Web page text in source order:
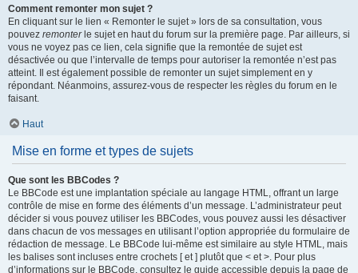
Comment remonter mon sujet ?
En cliquant sur le lien « Remonter le sujet » lors de sa consultation, vous
pouvez remonterle sujet en haut du forum sur la première page. Par ailleurs, si
vous ne voyez pas ce lien, cela signifie que la remontée de sujet est
désactivée ou que l’intervalle de temps pour autoriser la remontée n’est pas
atteint. Il est également possible de remonter un sujet simplement en y
répondant. Néanmoins, assurez-vous de respecter les règles du forum en le
faisant.
Haut
Mise en forme et types de sujets
Que sont les BBCodes ?
Le BBCode est une implantation spéciale au langage HTML, offrant un large
contrôle de mise en forme des éléments d’un message. L’administrateur peut
décider si vous pouvez utiliser les BBCodes, vous pouvez aussi les désactiver
dans chacun de vos messages en utilisant l’option appropriée du formulaire de
rédaction de message. Le BBCode lui-même est similaire au style HTML, mais
les balises sont incluses entre crochets [ et ] plutôt que < et >. Pour plus
d’informations sur le BBCode, consultez le guide accessible depuis la page de